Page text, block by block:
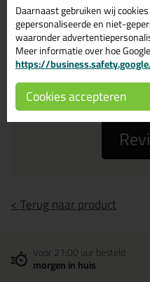
Beoordeling
Zou jij dit product
ja
nee
< Terug naar product
Voor 21:00 uur besteld
morgen in huis
Daarnaast gebruiken wij
gepersonaliseerde en niet-
waaronder
Meer informatie over hoe
https://
Cookies accepteren